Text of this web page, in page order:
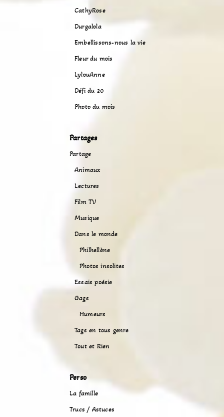
CathyRose
Durgalola
Embellissons-nous la vie
Fleur du mois
LylouAnne
Défi du 20
Photo du mois
Partages
Partage
Animaux
Lectures
Film TV
Musique
Dans le monde
Philhellène
Photos insolites
Essais poésie
Gags
Humeurs
Tags en tous genre
Tout et Rien
Perso
La famille
Trucs / Astuces